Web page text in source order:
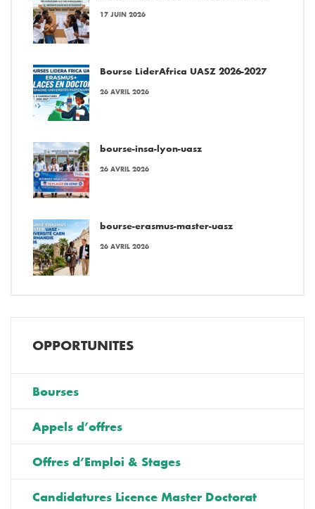
17 JUIN 2026
Bourse LiderAfrica UASZ 2026-2027
26 AVRIL 2026
bourse-insa-lyon-uasz
26 AVRIL 2026
bourse-erasmus-master-uasz
26 AVRIL 2026
OPPORTUNITES
Bourses
Appels d’offres
Offres d’Emploi & Stages
Candidatures Licence Master Doctorat